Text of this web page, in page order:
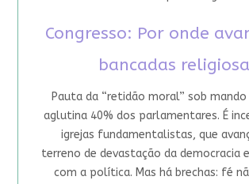
Congresso: Por onde
bancadas
Pauta da “retidão moral” sob
aglutina 40% dos parlamentares. É
igrejas fundamentalistas, que
terreno de devastação da democracia
com a política. Mas há brechas: fé